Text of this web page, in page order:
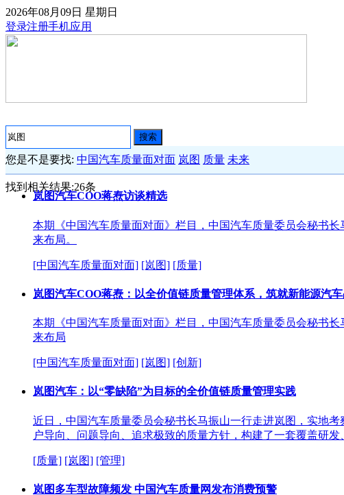
2026年08月09日 星期日
登录注册手机应用
搜索
您是不是要找: 中国汽车质量面对面 岚图 质量 未来
找到相关结果:26条
岚图汽车COO蒋焘访谈精选
本期《中国汽车质量面对面》栏目，中国汽车质量委员会秘书
来布局。
[中国汽车质量面对面] [岚图] [质量]
岚图汽车COO蒋焘：以全价值链质量管理体系，筑就新能源汽
本期《中国汽车质量面对面》栏目，中国汽车质量委员会秘书
来布局
[中国汽车质量面对面] [岚图] [创新]
岚图汽车：以“零缺陷”为目标的全价值链质量管理实践
近日，中国汽车质量委员会秘书长马振山一行走进岚图，实地
户导向、问题导向、追求极致的质量方针，构建了一套覆盖研
[质量] [岚图] [管理]
岚图多车型故障频发 中国汽车质量网发布消费预警